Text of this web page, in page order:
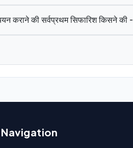
कराने की सर्वप्रथम सिफारिश किसने की -
Navigation